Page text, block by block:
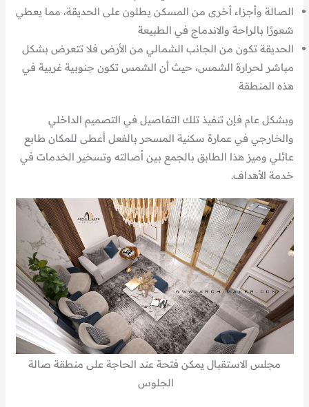
الصالة وأجزاء أخرى من المسكن يطلون على الحديقة، مما يعطي
شعورًا بالراحة والاندماج في الطبيعة
الحديقة تكون من الجانب الشمالي من الأرض فلا تتعرض بشكل
مباشر لحرارة الشمس، حيث أن الشمس تكون جنوبية غربية في
هذه المنطقة
وبشكل عام فإن تنفيذ تلك التفاصيل في التصميم الداخلي
والخارجي في عمارة سكنية المسحر بالفعل أعطى للمكان طابع
عائلي وميز هذا الطابق بالجمع بين أصالته وتسخير الخدمات في
خدمة الأهداف.
مجلس الاستقبال يمكن فتحة عند الحاجة على منطقة صالة
الجلوس